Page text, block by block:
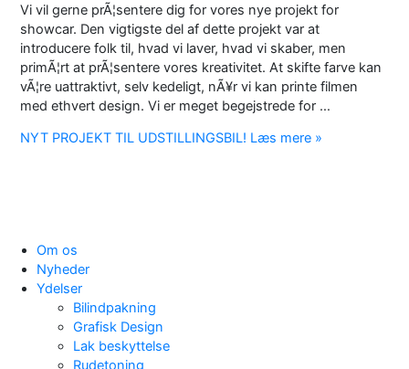
Vi vil gerne prÃ¦sentere dig for vores nye projekt for
showcar. Den vigtigste del af dette projekt var at
introducere folk til, hvad vi laver, hvad vi skaber, men
primÃ¦rt at prÃ¦sentere vores kreativitet. At skifte farve kan
vÃ¦re uattraktivt, selv kedeligt, nÃ¥r vi kan printe filmen
med ethvert design. Vi er meget begejstrede for …
NYT PROJEKT TIL UDSTILLINGSBIL! Læs mere »
Om os
Nyheder
Ydelser
Bilindpakning
Grafisk Design
Lak beskyttelse
Rudetoning